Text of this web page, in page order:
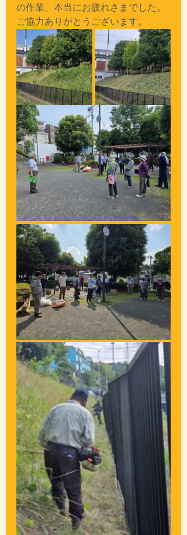
の作業、本当にお疲れさまでした。
ご協力ありがとうございます。